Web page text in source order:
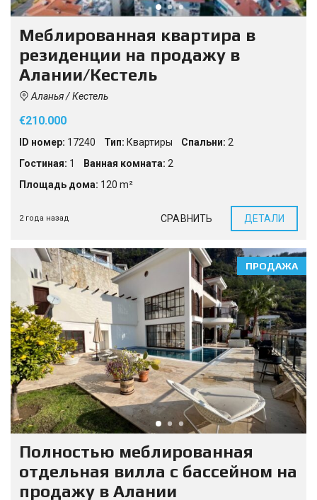
Меблированная квартира в
резиденции на продажу в
Алании/Кестель
Аланья / Кестель
€210.000
ID номер: 17240 Тип: Квартиры Спальни: 2
Гостиная: 1 Ванная комната: 2
Площадь дома: 120 m²
2 года назад СРАВНИТЬ ДЕТАЛИ
ПРОДАЖА
Полностью меблированная
отдельная вилла с бассейном на
продажу в Алании